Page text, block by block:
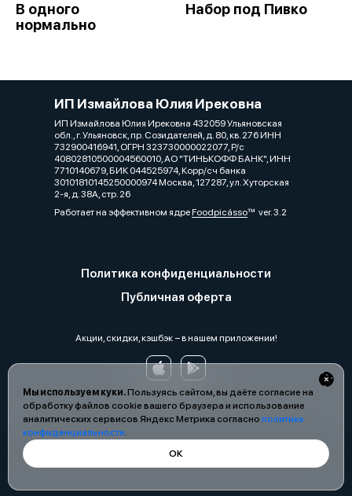
Мы используем куки.Пользуясь сайтом, вы даёте согласие на
обработку файлов cookie вашего браузера и использование
аналитических сервисов Яндекс Метрика согласно политике
конфиденциальности.
ОК
В одного
нормально
Набор под Пивко
ИП Измайлова Юлия Ирековна
ИП Измайлова Юлия Ирековна 432059 Ульяновская
обл., г. Ульяновск, пр. Созидателей, д. 80, кв. 276 ИНН
732900416941, ОГРН 323730000022077, Р/с
40802810500004560010, АО "ТИНЬКОФФ БАНК", ИНН
7710140679, БИК 044525974, Корр/сч банка
30101810145250000974 Москва, 127287, ул. Хуторская
2-я, д. 38А, стр. 26
Работает на эффективном ядреFoodpicássover. 3.2
Политика конфиденциальности
Публичная оферта
Акции, скидки, кэшбэк − в нашем приложении!